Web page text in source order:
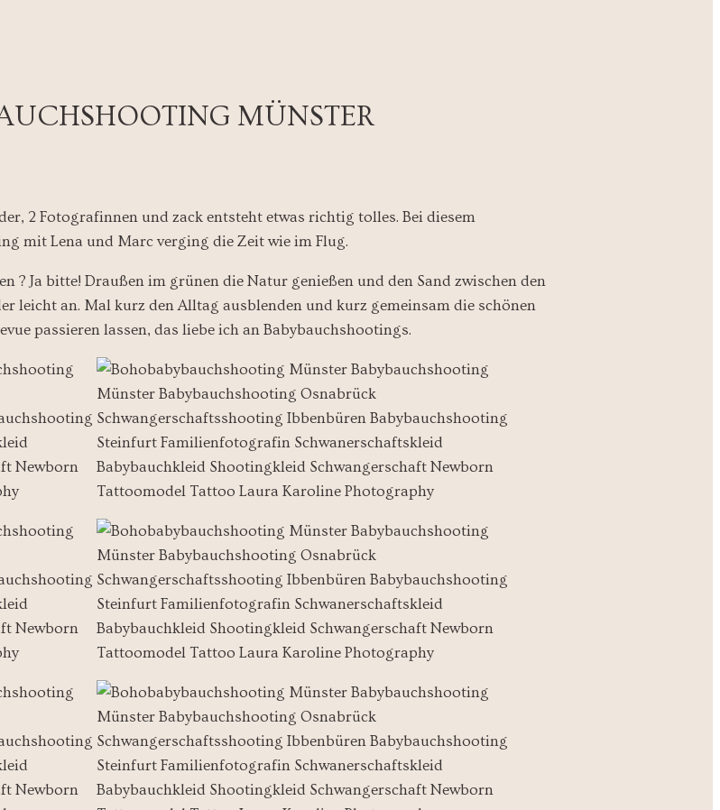
MÜNSTER
2 Fotografinnen und zack entsteht etwas richtig tolles. Bei diesem
mit Lena und Marc verging die Zeit wie im Flug.
? Ja bitte! Draußen im grünen die Natur genießen und den Sand zwischen den
leicht an. Mal kurz den Alltag ausblenden und kurz gemeinsam die schönen
passieren lassen, das liebe ich an Babybauchshootings.